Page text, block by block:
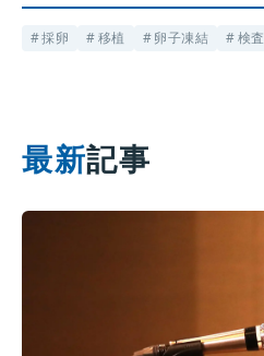
最新記事
採卵 移植 卵子凍結 検査